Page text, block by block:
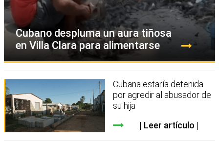
Cubano despluma un aura tiñosa
en Villa Clara para alimentarse
Cubana estaría detenida
por agredir al abusador de
su hija
Leer artículo